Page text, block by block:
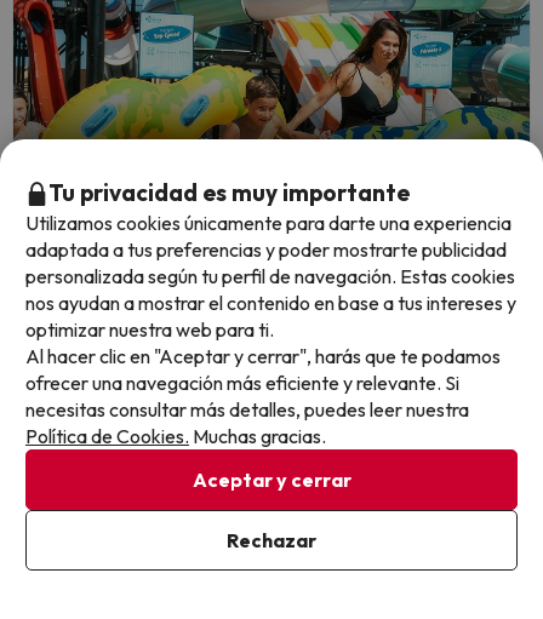
Ver en mapa
Quedan 6 días 19 horas
Descubre Magic World con Todo Incluido
¡1º niño viaja GRATIS!
Magic Sports Hotel
8.4 503 opiniones
Oropesa del Mar
Todo incluido
¿Un hotel donde el deporte es el protagonista? ¡Sí, por
supuesto! En Magic Sports, cada rincón te invita a sentirte
Cancelación GRATIS hasta 8 días antes
Tu privacidad es muy importante
Utilizamos cookies únicamente para darte una experiencia
adaptada a tus preferencias y poder mostrarte publicidad
personalizada según tu perfil de navegación. Estas cookies
nos ayudan a mostrar el contenido en base a tus intereses y
optimizar nuestra web para ti.
Al hacer clic en "Aceptar y cerrar", harás que te podamos
ofrecer una navegación más eficiente y relevante. Si
necesitas consultar más detalles, puedes leer nuestra
Política de Cookies. Muchas gracias.
Aceptar y cerrar
Rechazar